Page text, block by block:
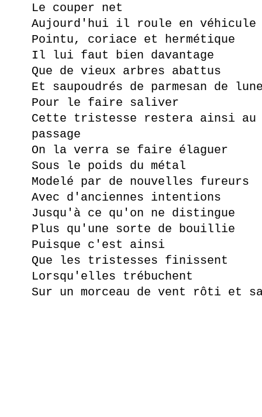
Le couper net
Aujourd'hui il roule en véhicule
Pointu, coriace et hermétique
Il lui faut bien davantage
Que de vieux arbres abattus
Et saupoudrés de parmesan de
Pour le faire saliver
Cette tristesse restera ainsi au
passage
On la verra se faire élaguer
Sous le poids du métal
Modelé par de nouvelles fureurs
Avec d'anciennes intentions
Jusqu'à ce qu'on ne distingue
Plus qu'une sorte de bouillie
Puisque c'est ainsi
Que les tristesses finissent
Lorsqu'elles trébuchent
Sur un morceau de vent rôti et